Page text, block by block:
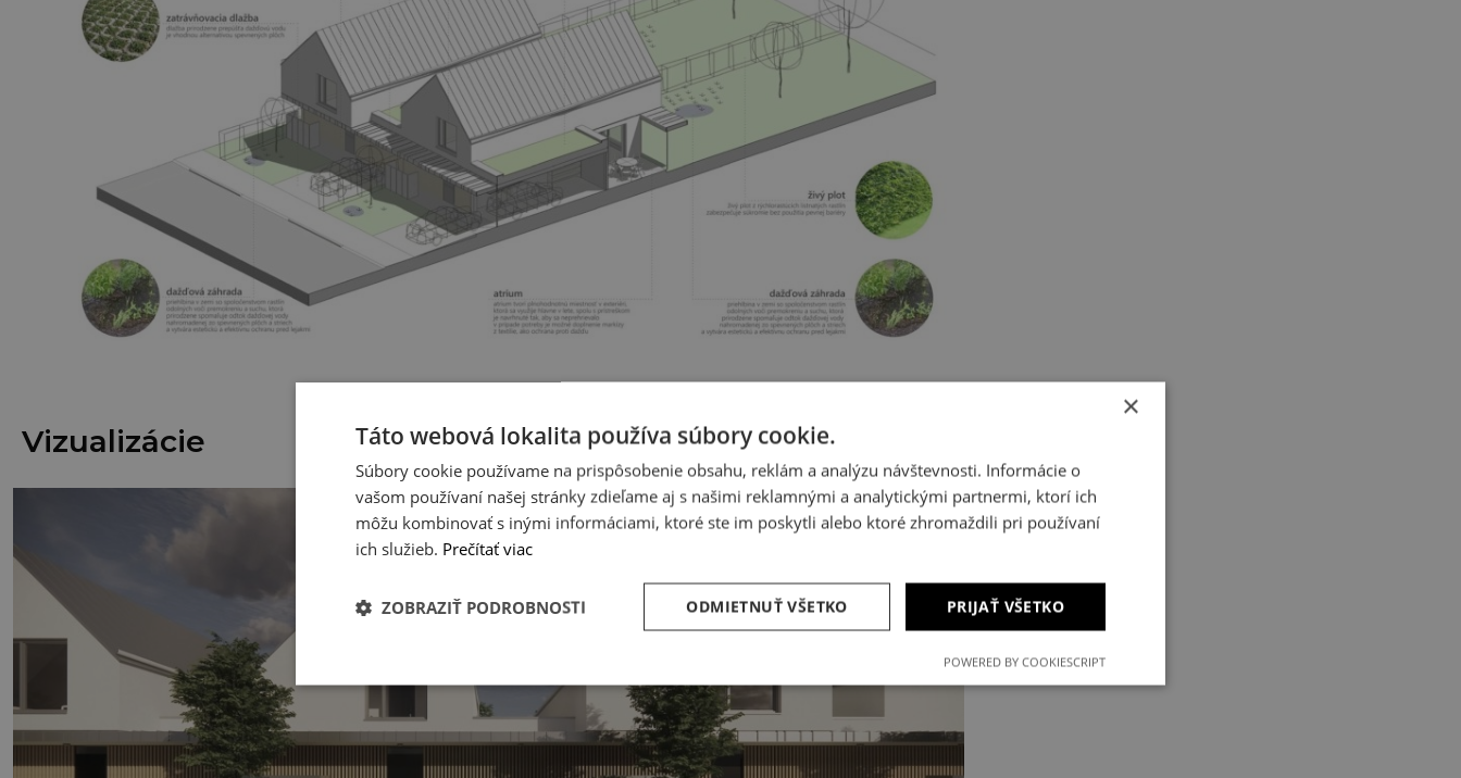
Vizualizácie
×
Táto webová lokalita používa súbory cookie.
Súbory cookie používame na prispôsobenie obsahu, reklám a analýzu návštevnosti. Informácie o
vašom používaní našej stránky zdieľame aj s našimi reklamnými a analytickými partnermi, ktorí ich
môžu kombinovať s inými informáciami, ktoré ste im poskytli alebo ktoré zhromaždili pri používaní
ich služieb. Prečítať viac
PRIJAŤ VŠETKO
ODMIETNUŤ VŠETKO
ZOBRAZIŤ PODROBNOSTI
POWERED BY COOKIESCRIPT